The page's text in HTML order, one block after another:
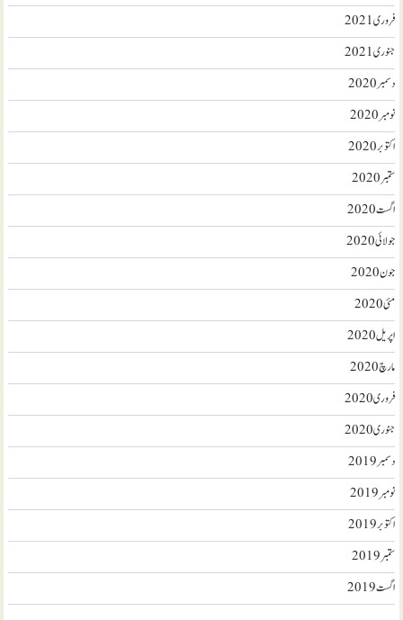
فروری 2021
جنوری 2021
دسمبر 2020
نومبر 2020
اکتوبر 2020
ستمبر 2020
اگست 2020
جولائی 2020
جون 2020
مئی 2020
اپریل 2020
مارچ 2020
فروری 2020
جنوری 2020
دسمبر 2019
نومبر 2019
اکتوبر 2019
ستمبر 2019
اگست 2019